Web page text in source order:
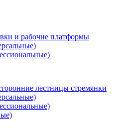
и рабочие платформы
лестницы стремянки